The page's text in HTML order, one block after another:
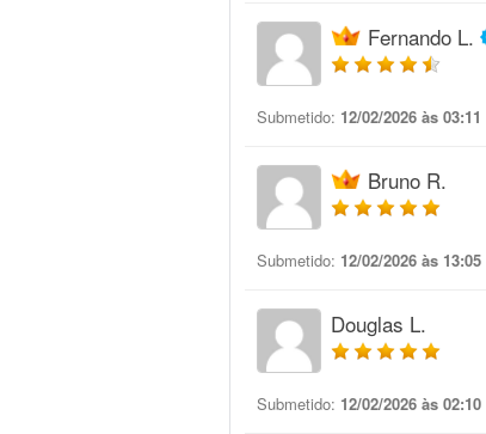
Fernando L.
Submetido: 12/02/2026 às 03:11
Bruno R.
Submetido: 12/02/2026 às 13:05
Douglas L.
Submetido: 12/02/2026 às 02:10